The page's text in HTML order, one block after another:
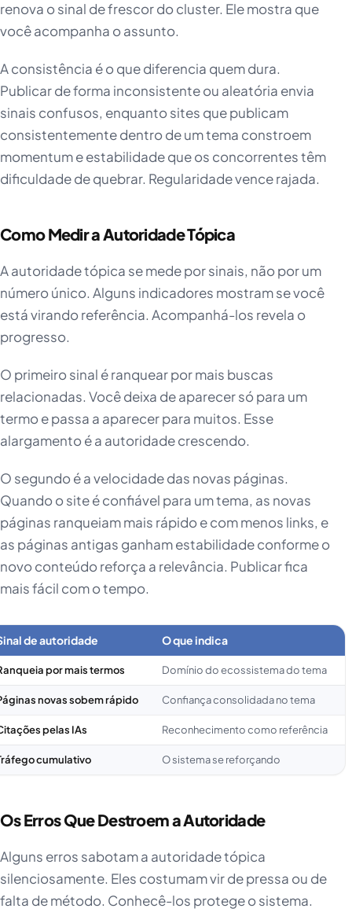
renova o sinal de frescor do cluster. Ele mostra que
você acompanha o assunto.
A consistência é o que diferencia quem dura.
Publicar de forma inconsistente ou aleatória envia
sinais confusos, enquanto sites que publicam
consistentemente dentro de um tema constroem
momentum e estabilidade que os concorrentes têm
dificuldade de quebrar. Regularidade vence rajada.
Como Medir a Autoridade Tópica
A autoridade tópica se mede por sinais, não por um
número único. Alguns indicadores mostram se você
está virando referência. Acompanhá-los revela o
progresso.
O primeiro sinal é ranquear por mais buscas
relacionadas. Você deixa de aparecer só para um
termo e passa a aparecer para muitos. Esse
alargamento é a autoridade crescendo.
O segundo é a velocidade das novas páginas.
Quando o site é confiável para um tema, as novas
páginas ranqueiam mais rápido e com menos links, e
as páginas antigas ganham estabilidade conforme o
novo conteúdo reforça a relevância. Publicar fica
mais fácil com o tempo.
de autoridade O que indica
por mais termos Domínio do ecossistema do tema
novas sobem rápido Confiança consolidada no tema
pelas IAs Reconhecimento como referência
cumulativo O sistema se reforçando
Os Erros Que Destroem a Autoridade
Alguns erros sabotam a autoridade tópica
silenciosamente. Eles costumam vir de pressa ou de
falta de método. Conhecê-los protege o sistema.